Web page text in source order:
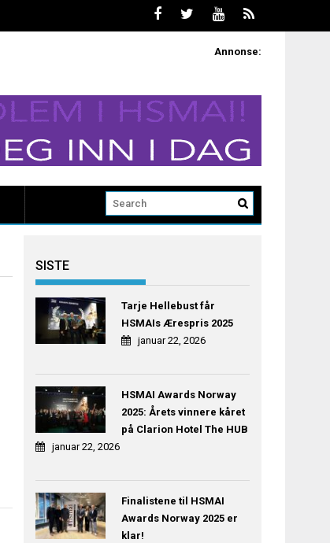
Annonse:
SISTE
Tarje Hellebust får
HSMAIs Ærespris 2025
januar 22, 2026
HSMAI Awards Norway
2025: Årets vinnere kåret
på Clarion Hotel The HUB
januar 22, 2026
Finalistene til HSMAI
Awards Norway 2025 er
klar!